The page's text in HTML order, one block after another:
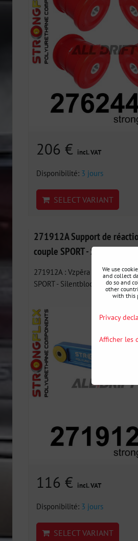
206 € incl. VAT
Disponibilité: 3 jours
SELECT VARIANT
271912A Support de
couple SPORT - Saab 9-2X
271912A : Vzpěra motoru (Pitch
SPORT - Silentbloc en...
116 € incl. VAT
Disponibilité: 3 jours
SELECT VARIANT
We use
and collect
do so and
other
with this
Privacy
Afficher les